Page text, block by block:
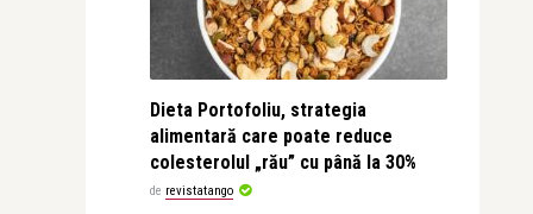
Dieta Portofoliu, strategia
alimentară care poate reduce
colesterolul „rău” cu până la 30%
de revistatango